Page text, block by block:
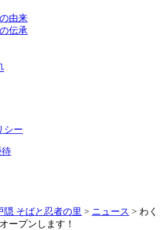
由来
伝承
シー
待
隠 そばと忍者の里 > ニュース > わく
ープンします！